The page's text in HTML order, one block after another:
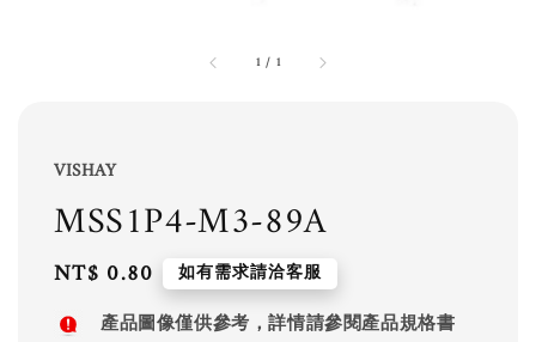
1 / 1
VISHAY
MSS1P4-M3-89A
Regular
price
NT$ 0.80 如有需求請洽客服
產品圖像僅供參考，詳情請參閱產品規格書